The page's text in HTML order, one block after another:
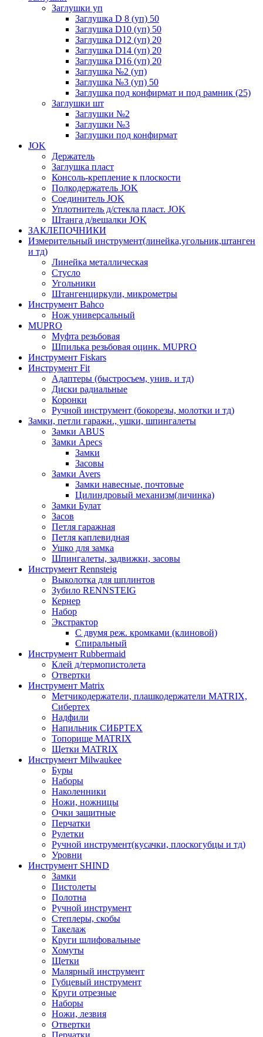
Заглушки уп
Заглушка D 8 (уп) 50
Заглушка D10 (уп) 50
Заглушка D12 (уп) 20
Заглушка D14 (уп) 20
Заглушка D16 (уп) 20
Заглушка №2 (уп)
Заглушка №3 (уп) 50
Заглушка под конфирмат и под рамник (25)
Заглушки шт
Заглушки №2
Заглушки №3
Заглушки под конфирмат
JOK
Держатель
Заглушка пласт
Консоль-крепление к плоскости
Полкодержатель JOK
Соединитель JOK
Уплотнитель д/стекла пласт. JOK
Штанга д/вешалки JOK
ЗАКЛЕПОЧНИКИ
Измерительный инструмент(линейка,угольник,штанген
и тд)
Линейка металлическая
Стусло
Угольники
Штангенциркули, микрометры
Инструмент Bahco
Нож универсальный
MUPRO
Муфта резьбовая
Шпилька резьбовая оцинк. MUPRO
Инструмент Fiskars
Инструмент Fit
Адаптеры (быстросъем, унив. и тд)
Диски радиальные
Коронки
Ручной инструмент (бокорезы, молотки и тд)
Замки, петли гаражн., ушки, шпингалеты
Замки ABUS
Замки Apecs
Замки
Засовы
Замки Avers
Замки навесные, почтовые
Цилиндровый механизм(личинка)
Замки Булат
Засов
Петля гаражная
Петля каплевидная
Ушко для замка
Шпингалеты, задвижки, засовы
Инструмент Rennsteig
Выколотка для шплинтов
Зубило RENNSTEIG
Кернер
Набор
Экстрактор
С двумя реж. кромками (клиновой)
Спиральный
Инструмент Rubbermaid
Клей д/термопистолета
Отвертки
Инструмент Matrix
Метчикодержатели, плашкодержатели MATRIX,
Сибертех
Надфили
Напильник СИБРТЕХ
Топорище MATRIX
Щетки MATRIX
Инструмент Milwaukee
Буры
Наборы
Наколенники
Ножи, ножницы
Очки защитные
Перчатки
Рулетки
Ручной инструмент(кусачки, плоскогубцы и тд)
Уровни
Инструмент SHIND
Замки
Пистолеты
Полотна
Ручной инструмент
Степлеры, скобы
Такелаж
Круги шлифовальные
Хомуты
Щетки
Малярный инструмент
Губцевый инструмент
Круги отрезные
Наборы
Ножи, лезвия
Отвертки
Перчатки